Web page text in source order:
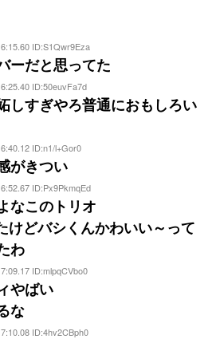
ID:S1Qwr9Eza
ーだと思ってた
ID:50euvFa7d
しすぎやろ普通におもしろい
ID:n1/l+Gor0
がきつい
ID:Px9PkmqEd
なこのトリオ
どバシくんかわいい～って
わ
ID:mlpqCVbo0
やばい
な
ID:4hv2CBph0